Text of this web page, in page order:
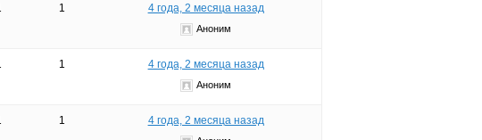
1 4 года, 2 месяца назад
Аноним
1 4 года, 2 месяца назад
Аноним
1 4 года, 2 месяца назад